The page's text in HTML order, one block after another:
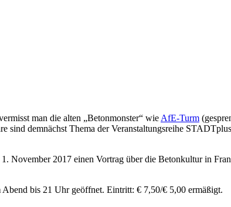
man die alten „Betonmonster“ wie AfE-Turm
sind demnächst Thema der Veranstaltungsreihe
1. November 2017 einen Vortrag über die Betonkultur in
bis 21 Uhr geöffnet. Eintritt: € 7,50/€ 5,00 ermäßigt.